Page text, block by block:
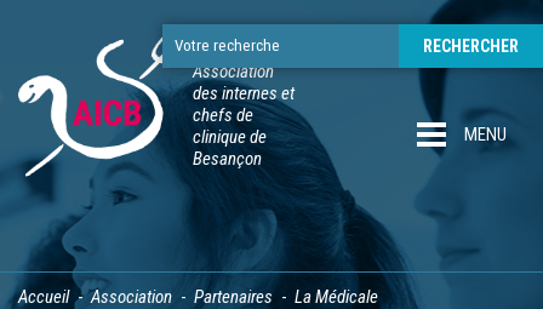
Association
des internes et
chefs de
clinique de
Besançon
MENU
Accueil Association Partenaires La Médicale